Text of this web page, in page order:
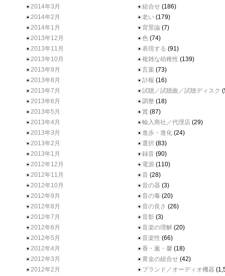
2014年3月
2014年2月
2014年1月
2013年12月
2013年11月
2013年10月
2013年9月
2013年8月
2013年7月
2013年6月
2013年5月
2013年4月
2013年3月
2013年2月
2013年1月
2012年12月
2012年11月
2012年10月
2012年9月
2012年8月
2012年7月
2012年6月
2012年5月
2012年4月
2012年3月
2012年2月
組合せ (186)
老い (179)
背景論 (7)
色 (74)
表現する (91)
複雑な幼稚性 (139)
言葉 (73)
訃報 (16)
試聴／試聴曲／試聴ディスク
調整 (18)
賞 (87)
輸入商社／代理店 (29)
進歩・進化 (24)
選択 (83)
録音 (90)
電源 (110)
音 (28)
音の器 (3)
音の毒 (20)
音の良さ (26)
音影 (3)
音楽の理解 (20)
音楽性 (66)
香・薫・馨 (18)
黄金の組合せ (42)
ブランド／オーディオ機器